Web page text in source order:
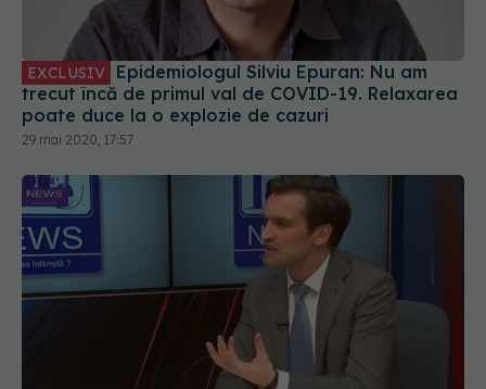
EXCLUSIV
trecut încă de primul val de COVID-19. Relaxarea
poate duce la o explozie de cazuri
29 mai 2020, 17:57